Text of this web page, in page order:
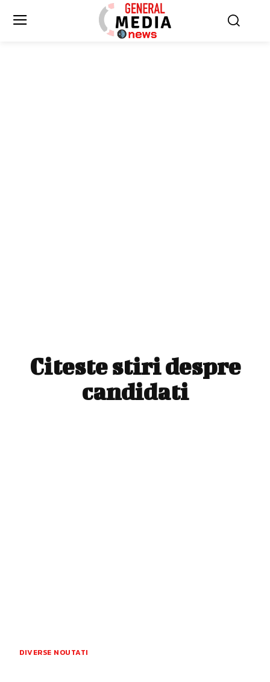
Citeste stiri despre
candidati
DIVERSE NOUTATI